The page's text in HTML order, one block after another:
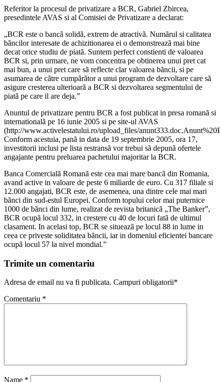
Referitor la procesul de privatizare a BCR, Gabriel Zbircea,
presedintele AVAS si al Comisiei de Privatizare a declarat:
„BCR este o bancã solidã, extrem de atractivã. Numãrul si calitatea
bãncilor interesate de achizitionarea ei o demonstreazã mai bine
decat orice studiu de piatã. Suntem perfect constienti de valoarea
BCR si, prin urmare, ne vom concentra pe obtinerea unui pret cat
mai bun, a unui pret care sã reflecte clar valoarea bãncii, si pe
asumarea de cãtre cumpãrãtor a unui program de dezvoltare care sã
asigure cresterea ulterioarã a BCR si dezvoltarea segmentului de
piatã pe care il are deja.”
Anuntul de privatizare pentru BCR a fost publicat in presa romanã si
internationalã pe 16 iunie 2005 si pe site-ul AVAS
(http://www.activelestatului.ro/upload_files/
Conform acestuia, panã in data de 19 septembrie 2005, ora 17,
investitorii inclusi pe lista restransã vor trebui sã depunã ofertele
angajante pentru preluarea pachetului majoritar la BCR.
Banca Comercialã Romanã este cea mai mare bancã din Romania,
avand active in valoare de peste 6 miliarde de euro. Cu 317 filiale si
12.000 angajati, BCR este, de asemenea, una dintre cele mai mari
bãnci din sud-estul Europei. Conform topului celor mai puternice
1000 de bãnci din lume, realizat de revista britanicã „The Banker”,
BCR ocupã locul 332, in crestere cu 40 de locuri fatã de ultimul
clasament. In acelasi top, BCR se situeazã pe locul 88 in lume in
ceea ce priveste soliditatea bãncii, iar in domeniul eficientei bancare
ocupã locul 57 la nivel mondial.”
Trimite un comentariu
Adresa de email nu va fi publicata. Campuri obligatorii*
Comentariu *
Name *